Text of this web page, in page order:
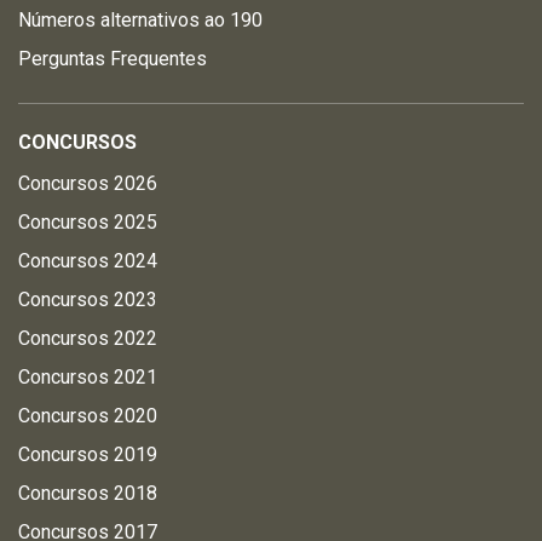
Números alternativos ao 190
Perguntas Frequentes
CONCURSOS
Concursos 2026
Concursos 2025
Concursos 2024
Concursos 2023
Concursos 2022
Concursos 2021
Concursos 2020
Concursos 2019
Concursos 2018
Concursos 2017